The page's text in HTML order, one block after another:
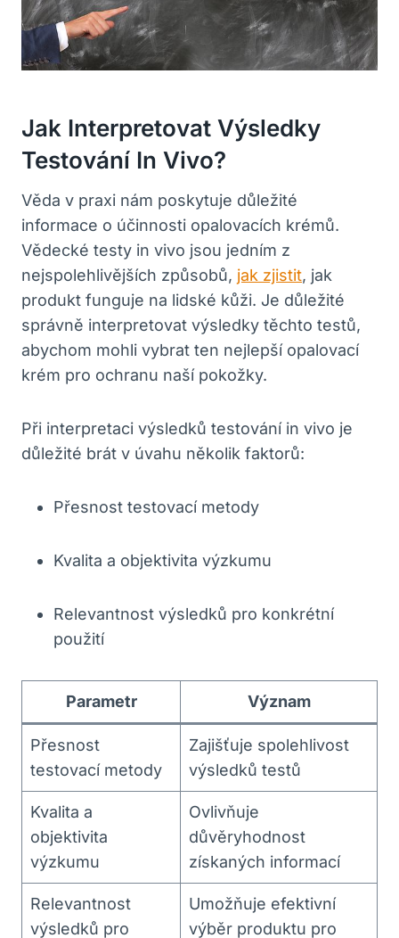
Jak Interpretovat Výsledky
Testování In Vivo?
Věda v praxi nám ​poskytuje ⁢důležité
informace o ⁤účinnosti opalovacích krémů.
‌Vědecké testy ⁢in vivo ‍jsou‍ jedním z
nejspolehlivějších ‍způsobů, jak zjistit, ⁢jak
produkt funguje na lidské kůži. Je důležité
správně ⁣interpretovat výsledky těchto testů,
abychom mohli vybrat ten nejlepší opalovací
krém pro ochranu naší pokožky.
Při interpretaci výsledků testování in ⁢vivo je
důležité brát v úvahu ⁢několik faktorů:
Přesnost ⁢testovací ⁢metody
Kvalita‌ a objektivita výzkumu
Relevantnost⁢ výsledků pro konkrétní
použití
Parametr Význam
Přesnost
testovací metody
Zajišťuje spolehlivost
výsledků testů
Kvalita a
objektivita
výzkumu
Ovlivňuje
důvěryhodnost
získaných informací
Relevantnost
výsledků pro
Umožňuje efektivní
výběr produktu pro